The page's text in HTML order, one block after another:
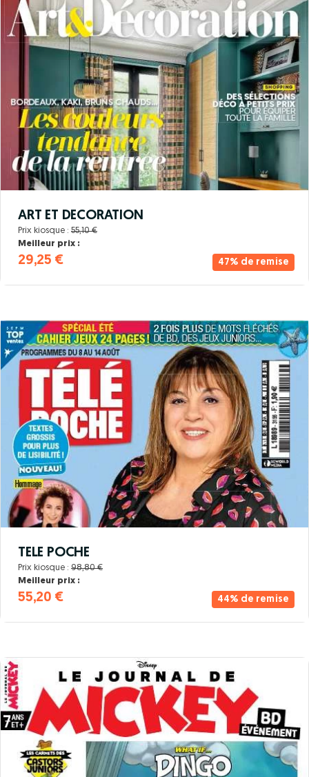
47% de remise
ART ET DECORATION
Prix kiosque : 55,10 €
Meilleur prix :
29,25 €
44% de remise
TELE POCHE
Prix kiosque : 98,80 €
Meilleur prix :
55,20 €